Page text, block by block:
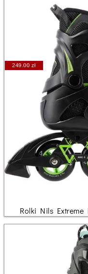
249.00 zł
Rolki Nils Extreme